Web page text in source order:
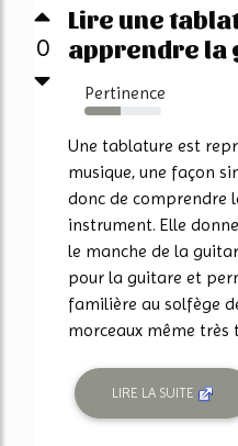
0
Lire une
apprendre la
Pertinence
47%
Une tablature est
musique, une façon
donc de comprendre
instrument. Elle
le manche de la
pour la guitare et
familière au solfège
morceaux même très
LIRE LA SUITE